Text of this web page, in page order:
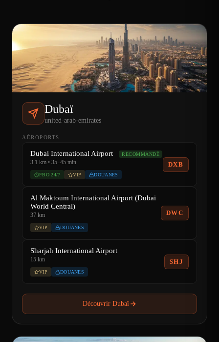
Dubaï
united-arab-emirates
AÉROPORTS
Dubai International Airport RECOMMANDÉ
3.1 km • 35–45 min
FBO 24/7 VIP DOUANES
DXB
Al Maktoum International Airport (Dubai
World Central)
37 km
VIP DOUANES
DWC
Sharjah International Airport
15 km
VIP DOUANES
SHJ
Découvrir Dubaï